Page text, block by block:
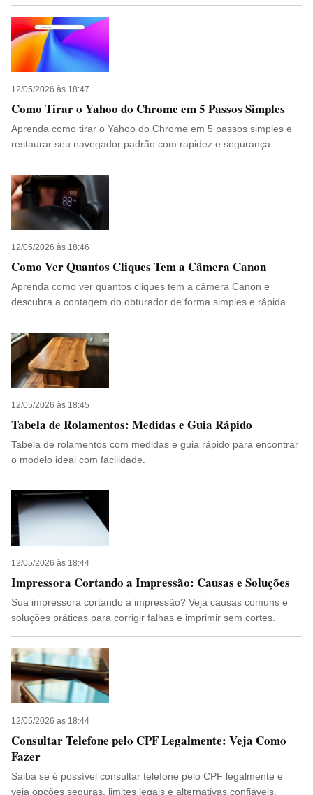
12/05/2026 às 18:47
Como Tirar o Yahoo do Chrome em 5 Passos Simples
Aprenda como tirar o Yahoo do Chrome em 5 passos simples e
restaurar seu navegador padrão com rapidez e segurança.
12/05/2026 às 18:46
Como Ver Quantos Cliques Tem a Câmera Canon
Aprenda como ver quantos cliques tem a câmera Canon e
descubra a contagem do obturador de forma simples e rápida.
12/05/2026 às 18:45
Tabela de Rolamentos: Medidas e Guia Rápido
Tabela de rolamentos com medidas e guia rápido para encontrar
o modelo ideal com facilidade.
12/05/2026 às 18:44
Impressora Cortando a Impressão: Causas e Soluções
Sua impressora cortando a impressão? Veja causas comuns e
soluções práticas para corrigir falhas e imprimir sem cortes.
12/05/2026 às 18:44
Consultar Telefone pelo CPF Legalmente: Veja Como
Fazer
Saiba se é possível consultar telefone pelo CPF legalmente e
veja opções seguras, limites legais e alternativas confiáveis.